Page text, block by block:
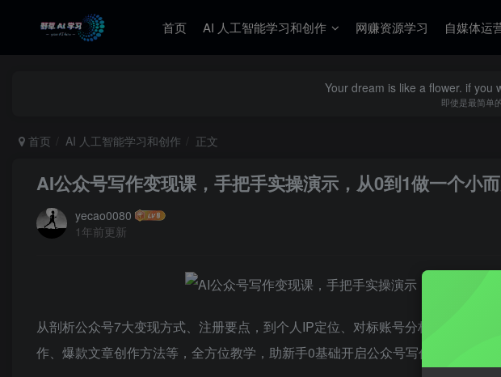
首页 AI 人工智能学习和创作 网赚资源学习 自媒体运
Your dream is like a flower. if you
即使是最简单
首页 AI 人工智能学习和创作 正文
AI公众号写作变现课，手把手实操演示，从0到1做一个小
yecao0080
1年前更新
从剖析公众号7大变现方式、注册要点，到个人IP定位、对标账号分析，再到后
作、爆款文章创作方法等，全方位教学，助新手0基础开启公众号写作变现之旅。